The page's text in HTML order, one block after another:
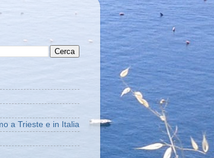
a Trieste e in Italia